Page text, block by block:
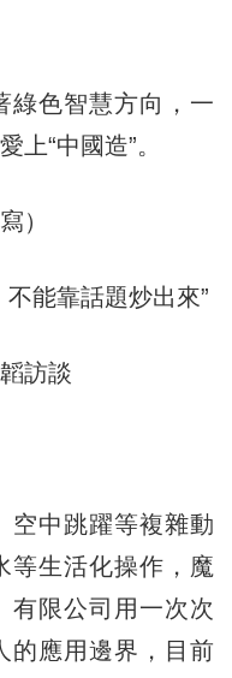
色智慧方向，一
上“中國造”。
）
能靠話題炒出來”
訪談
中跳躍等複雜動
等生活化操作，魔
有限公司用一次次
的應用邊界，目前